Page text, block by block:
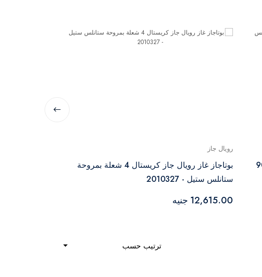
شيف برو 5 شعلة 90
رويال جاز
بوتاجاز غاز رويال جاز كريستال 4 شعلة بمروحة
ستانلس ستيل - 2010327
12,615.00 جنيه
ترتيب حسب